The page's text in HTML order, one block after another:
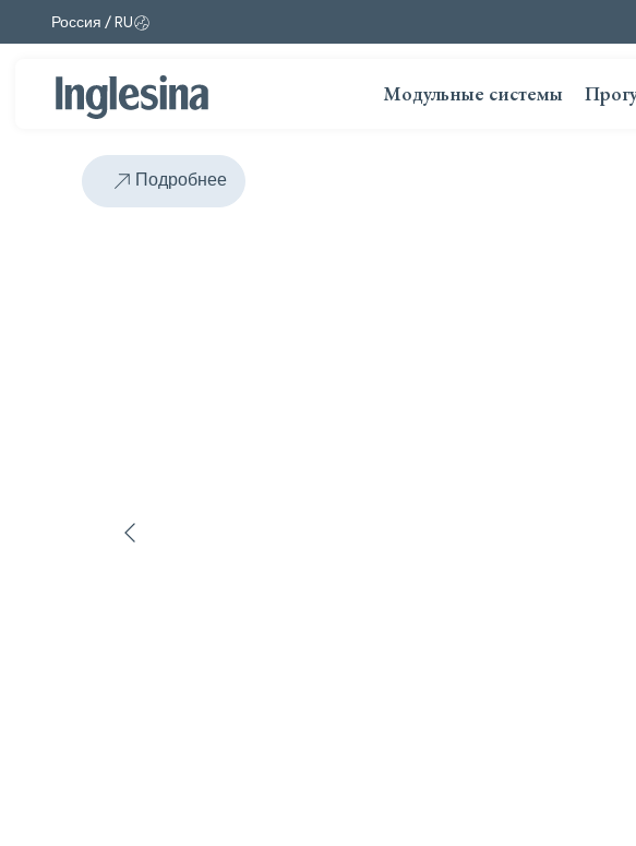
Изменить рынок и язык. Текущий выбор:
Россия / RU
Модульные системы
Подробнее